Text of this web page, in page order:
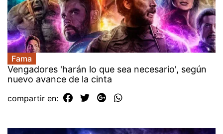
Fama
Vengadores 'harán lo que sea necesario', según
nuevo avance de la cinta
compartir en: